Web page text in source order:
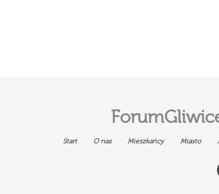
Start O nas Mieszkańcy Miasto